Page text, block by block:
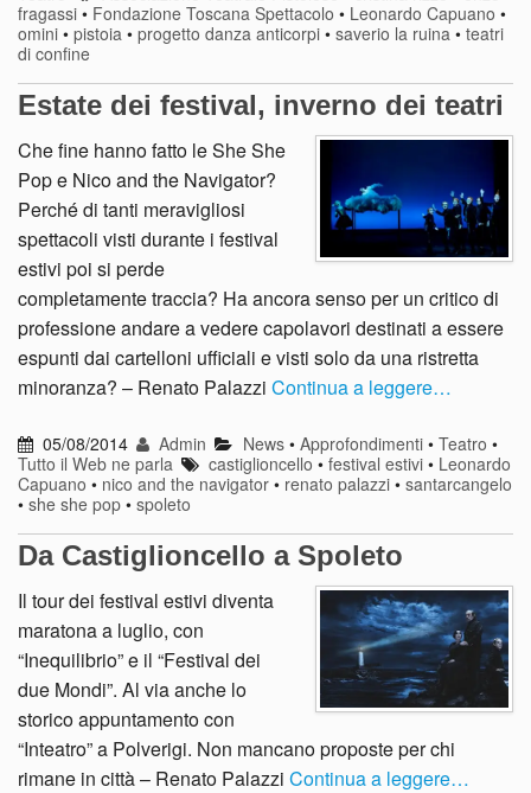
fragassi • Fondazione Toscana Spettacolo • Leonardo Capuano •
omini • pistoia • progetto danza anticorpi • saverio la ruina • teatri
di confine
Estate dei festival, inverno dei teatri
Che fine hanno fatto le She She
Pop e Nico and the Navigator?
Perché di tanti meravigliosi
spettacoli visti durante i festival
estivi poi si perde
completamente traccia? Ha ancora senso per un critico di
professione andare a vedere capolavori destinati a essere
espunti dai cartelloni ufficiali e visti solo da una ristretta
minoranza? – Renato Palazzi Continua a leggere…
05/08/2014 Admin News• Approfondimenti• Teatro •
Tutto il Web ne parla
castiglioncello •festival estivi • Leonardo
Capuano • nico and the navigator • renato palazzi • santarcangelo
• she she pop • spoleto
Da Castiglioncello a Spoleto
Il tour dei festival estivi diventa
maratona a luglio, con
“Inequilibrio” e il “Festival dei
due Mondi”. Al via anche lo
storico appuntamento con
“Inteatro” a Polverigi. Non mancano proposte per chi
rimane in città – Renato Palazzi Continua a leggere…